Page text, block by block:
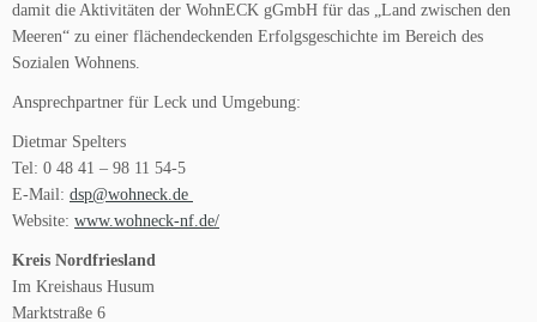
damit die Aktivitäten der WohnECK gGmbH für das „Land zwischen den
Meeren“ zu einer flächendeckenden Erfolgsgeschichte im Bereich des
Sozialen Wohnens.
Ansprechpartner für Leck und Umgebung:
Dietmar Spelters
Tel: 0 48 41 – 98 11 54-5
E-Mail: dsp@wohneck.de
Website: www.wohneck-nf.de/
Kreis Nordfriesland
Im Kreishaus Husum
Marktstraße 6